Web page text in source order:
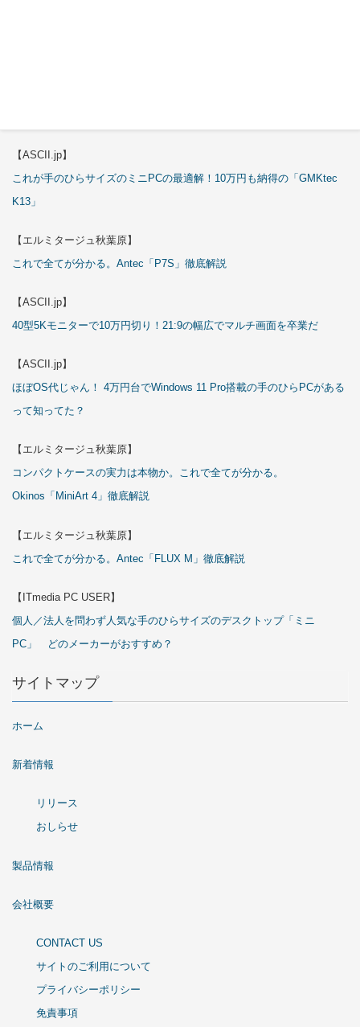
【ASCII.jp】
これが手のひらサイズのミニPCの最適解！10万円も納得の「GMKtec
K13」
【エルミタージュ秋葉原】
これで全てが分かる。Antec「P7S」徹底解説
【ASCII.jp】
40型5Kモニターで10万円切り！21:9の幅広でマルチ画面を卒業だ
【ASCII.jp】
ほぼOS代じゃん！ 4万円台でWindows 11 Pro搭載の手のひらPCがある
って知ってた？
【エルミタージュ秋葉原】
コンパクトケースの実力は本物か。これで全てが分かる。
Okinos「MiniArt 4」徹底解説
【エルミタージュ秋葉原】
これで全てが分かる。Antec「FLUX M」徹底解説
【ITmedia PC USER】
個人／法人を問わず人気な手のひらサイズのデスクトップ「ミニ
PC」 どのメーカーがおすすめ？
サイトマップ
ホーム
新着情報
リリース
おしらせ
製品情報
会社概要
CONTACT US
サイトのご利用について
プライバシーポリシー
免責事項